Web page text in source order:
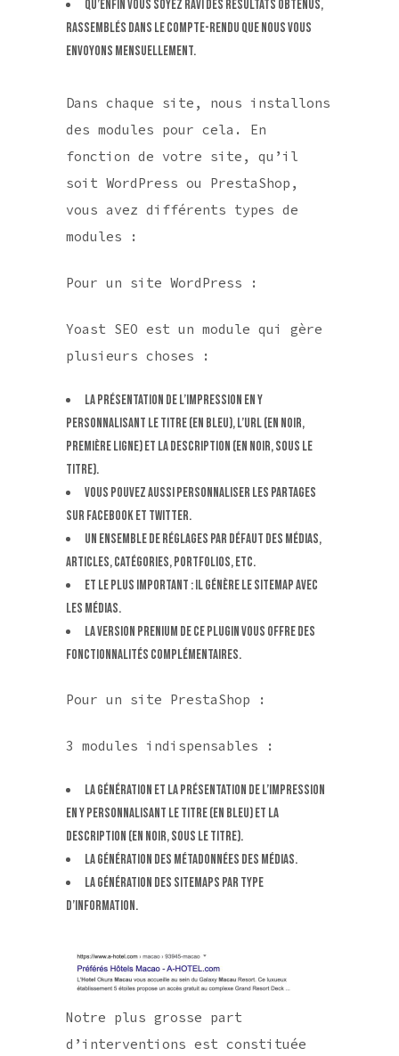
Qu’enfin vous soyez ravi des résultats obtenus,
rassemblés dans le compte-rendu que nous vous
envoyons mensuellement.
Dans chaque site, nous installons
des modules pour cela. En
fonction de votre site, qu’il
soit WordPress ou PrestaShop,
vous avez différents types de
modules :
Pour un site WordPress :
Yoast SEO est un module qui gère
plusieurs choses :
La présentation de l’impression en y
personnalisant le titre (en bleu), l’URL (en noir,
première ligne) et la description (en noir, sous le
titre).
Vous pouvez aussi personnaliser les partages
sur FaceBook et Twitter.
Un ensemble de réglages par défaut des médias,
articles, catégories, portfolios, etc.
Et le plus important : il génère le Sitemap avec
les médias.
La version Prenium de ce plugin vous offre des
fonctionnalités complémentaires.
Pour un site PrestaShop :
3 modules indispensables :
La génération et la présentation de l’impression
en y personnalisant le titre (en bleu) et la
description (en noir, sous le titre).
La génération des métadonnées des médias.
La génération des Sitemaps par type
d’information.
Notre plus grosse part
d’interventions est constituée